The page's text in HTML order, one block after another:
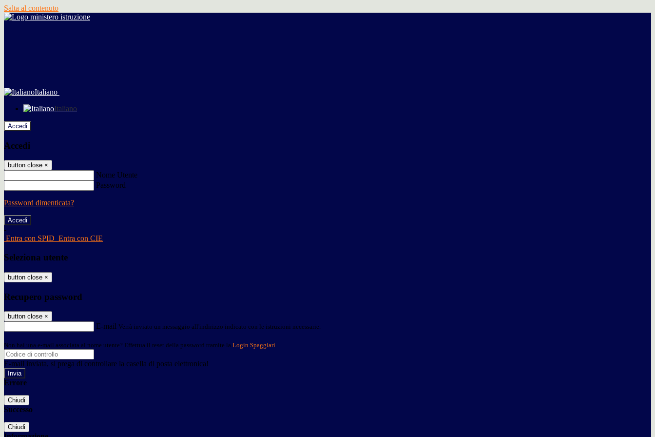
Salta al contenuto
Italiano
Italiano
Accedi
Accedi
button close ×
Nome Utente
Password
Password dimenticata?
-
Entra con SPID Entra con CIE
Seleziona utente
button close ×
Recupero password
button close ×
E-mail Verrà inviato un messaggio all'indirizzo indicato con le istruzioni necessarie.
Non hai una e-mail associata al nome utente? Effettua il reset della password tramite la Login Spaggiari
E-mail inviata, si prega di controllare la casella di posta elettronica!
Errore
Chiudi
Successo
Chiudi